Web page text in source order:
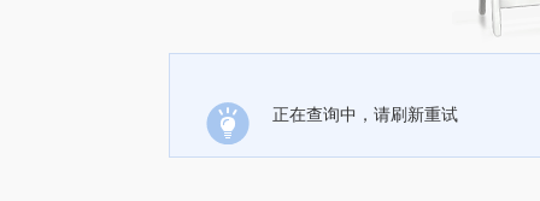
正在查询中，请刷新重试